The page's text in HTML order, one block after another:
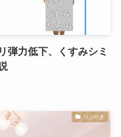
弾力低下、くすみシミ
つぶやき